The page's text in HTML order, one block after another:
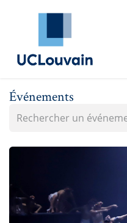
Se rendre au contenu
Événements